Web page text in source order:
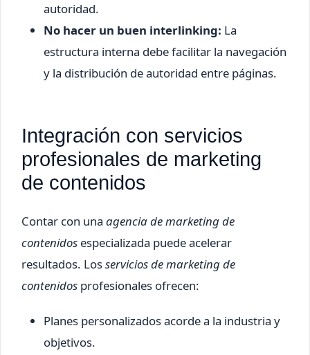
autoridad.
No hacer un buen interlinking: La
estructura interna debe facilitar la navegación
y la distribución de autoridad entre páginas.
Integración con servicios
profesionales de marketing
de contenidos
Contar con una agencia de marketing de
contenidos especializada puede acelerar
resultados. Losservicios de marketing de
contenidos profesionales ofrecen:
Planes personalizados acorde a la industria y
objetivos.